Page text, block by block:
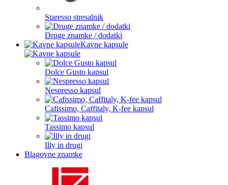
Staresso stresalnik
Druge znamke / dodatki
Kavne kapsule
Dolce Gusto kapsul
Nespresso kapsul
Cafissimo, Caffitaly, K-fee kapsul
Tassimo kapsul
Illy in drugi
Blagovne znamke